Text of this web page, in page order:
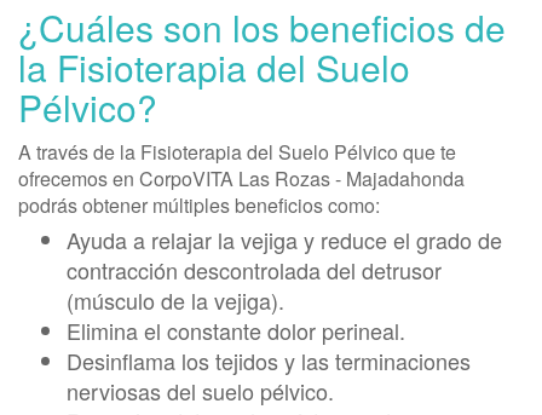
¿Cuáles son los beneficios de
la Fisioterapia del Suelo
Pélvico?
A través de la Fisioterapia del Suelo Pélvico que te
ofrecemos en CorpoVITA Las Rozas - Majadahonda
podrás obtener múltiples beneficios como:
Ayuda a relajar la vejiga y reduce el grado de
contracción descontrolada del detrusor
(músculo de la vejiga).
Elimina el constante dolor perineal.
Desinflama los tejidos y las terminaciones
nerviosas del suelo pélvico.